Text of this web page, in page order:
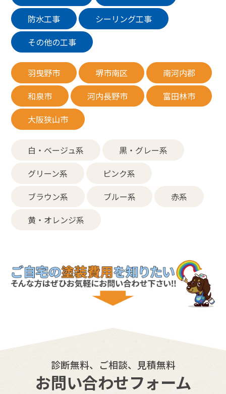
防水工事
シーリング工事
その他の工事
羽曳野市 堺市南区
南河内郡
和泉市
河内長野市
富田林市
大阪狭山市
白・ベージュ系
黒・グレー系
グリーン系
ピンク系
ブラウン系
ブルー系
赤系
黄・オレンジ系
診断無料、ご相談、見積無料
お問い合わせフォーム